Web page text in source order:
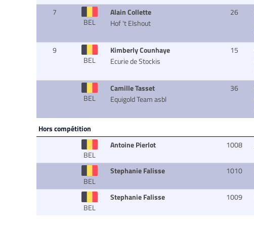
7
BEL
Alain Collette
Hof 't Elshout
26
9
BEL
Kimberly Counhaye
Ecurie de Stockis
15
BEL
Camille Tasset
Equigold Team asbl
36
Hors compétition
BEL
Antoine Pierlot 1008
BEL
Stephanie Falisse 1010
BEL
Stephanie Falisse 1009